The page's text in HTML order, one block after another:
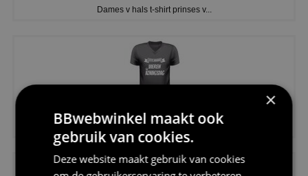
Dames v hals t-shirt prinses v...
€24,95
Koningsdag shirt heren v-hals ...
×
BBwebwinkel maakt ook
gebruik van cookies.
Deze website maakt gebruik van cookies